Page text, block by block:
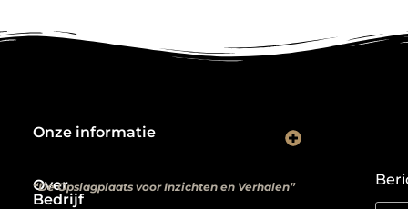
Over
Bedrijf
“De Opslagplaats voor Inzichten en Verhalen”
Onze informatie